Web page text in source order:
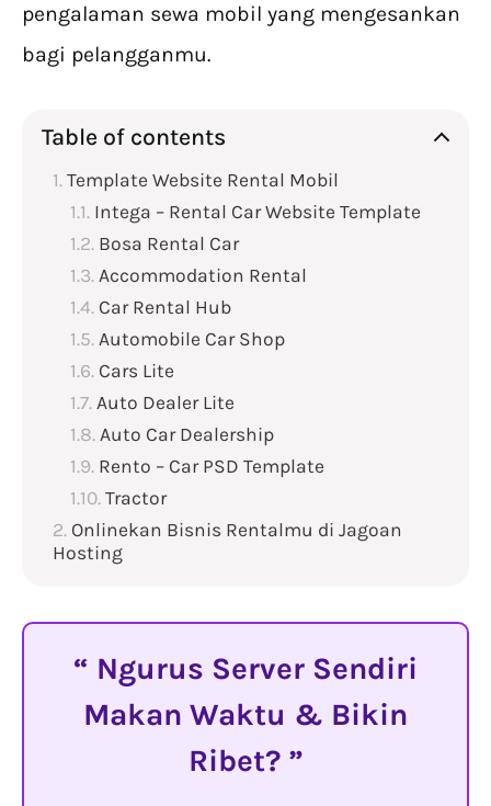
pengalaman sewa mobil yang mengesankan
bagi pelangganmu.
Table of contents
Template Website Rental Mobil
Intega – Rental Car Website Template
Bosa Rental Car
Accommodation Rental
Car Rental Hub
Automobile Car Shop
Cars Lite
Auto Dealer Lite
Auto Car Dealership
Rento – Car PSD Template
Tractor
Onlinekan Bisnis Rentalmu di Jagoan
Hosting
Ngurus Server Sendiri
Makan Waktu & Bikin
Ribet?